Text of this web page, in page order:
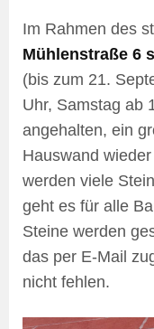
Im Rahmen des
Mühlenstraße 6
(bis zum 21.
Uhr, Samstag ab
angehalten, ein
Hauswand
werden viele
geht es für alle
Steine werden
das per E-Mail
nicht fehlen.